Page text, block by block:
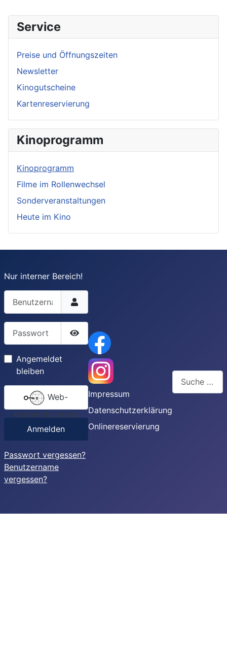
Service
Preise und Öffnungszeiten
Newsletter
Kinogutscheine
Kartenreservierung
Kinoprogramm
Kinoprogramm
Filme im Rollenwechsel
Sonderveranstaltungen
Heute im Kino
Nur interner Bereich!
Passwort
Passwort anzeigen
Angemeldet
bleiben
Web-
Authentifizierung
Anmelden
Passwort vergessen?
Benutzername
vergessen?
Impressum
Datenschutzerklärung
Onlinereservierung
Suchen